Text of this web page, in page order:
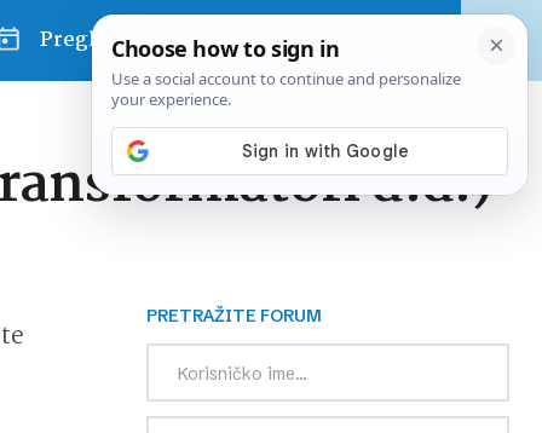
Pregled dana
d.d.)
PRETRAŽITE FORUM